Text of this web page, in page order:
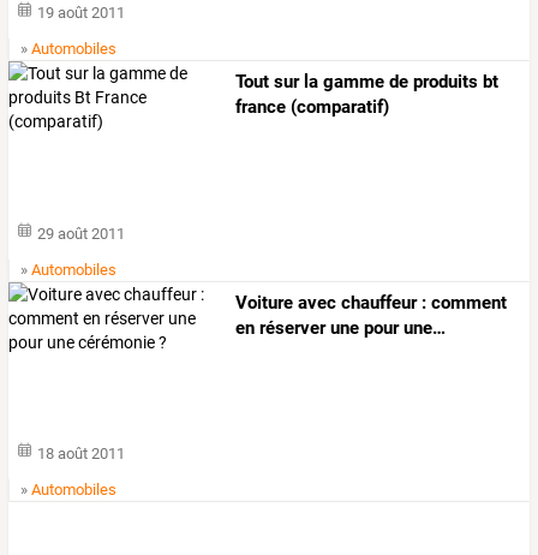
19 août 2011
»Automobiles
Tout sur la gamme de produits bt
france (comparatif)
29 août 2011
»Automobiles
Voiture avec chauffeur: comment
en réserverune pourune…
18 août 2011
»Automobiles